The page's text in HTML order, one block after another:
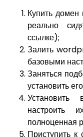
Купить домен
реально
ссылке);
Залить
базовыми
Заняться
установить
настроить
полноценная
Приступить